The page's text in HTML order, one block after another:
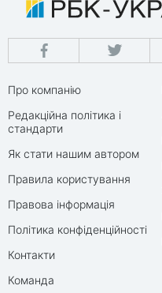
Про компанію
Редакційна політика і
стандарти
Як стати нашим автором
Правила користування
Правова інформація
Політика конфіденційності
Контакти
Команда